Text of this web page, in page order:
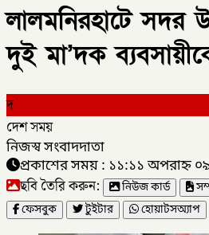
লালমনিরহাটে সদর
দুই মা’দক
দ
দেশ সময়
নিজস্ব সংবাদদাতা
প্রকাশের সময় : ১১:১১ অপরাহ্ন
ছবি তৈরি করুন: নিউজ কার্ড
ফেসবুক
টুইটার হোয়াটসঅ্যাপ